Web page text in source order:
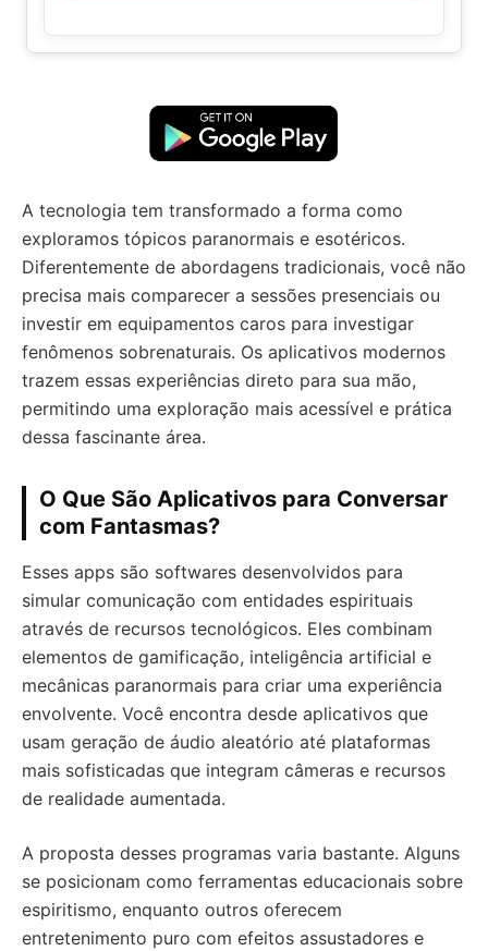
A tecnologia tem transformado a forma como
exploramos tópicos paranormais e esotéricos.
Diferentemente de abordagens tradicionais, você não
precisa mais comparecer a sessões presenciais ou
investir em equipamentos caros para investigar
fenômenos sobrenaturais. Os aplicativos modernos
trazem essas experiências direto para sua mão,
permitindo uma exploração mais acessível e prática
dessa fascinante área.
O Que São Aplicativos para Conversar
com Fantasmas?
Esses apps são softwares desenvolvidos para
simular comunicação com entidades espirituais
através de recursos tecnológicos. Eles combinam
elementos de gamificação, inteligência artificial e
mecânicas paranormais para criar uma experiência
envolvente. Você encontra desde aplicativos que
usam geração de áudio aleatório até plataformas
mais sofisticadas que integram câmeras e recursos
de realidade aumentada.
A proposta desses programas varia bastante. Alguns
se posicionam como ferramentas educacionais sobre
espiritismo, enquanto outros oferecem
entretenimento puro com efeitos assustadores e